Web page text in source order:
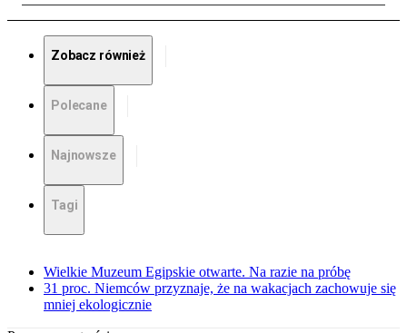
Zobacz również
Polecane
Najnowsze
Tagi
Wielkie Muzeum Egipskie otwarte. Na razie na próbę
31 proc. Niemców przyznaje, że na wakacjach zachowuje się
mniej ekologicznie